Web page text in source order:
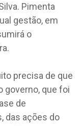
Pimenta
gestão, em
o
precisa de que
governo, que foi
de
das ações do